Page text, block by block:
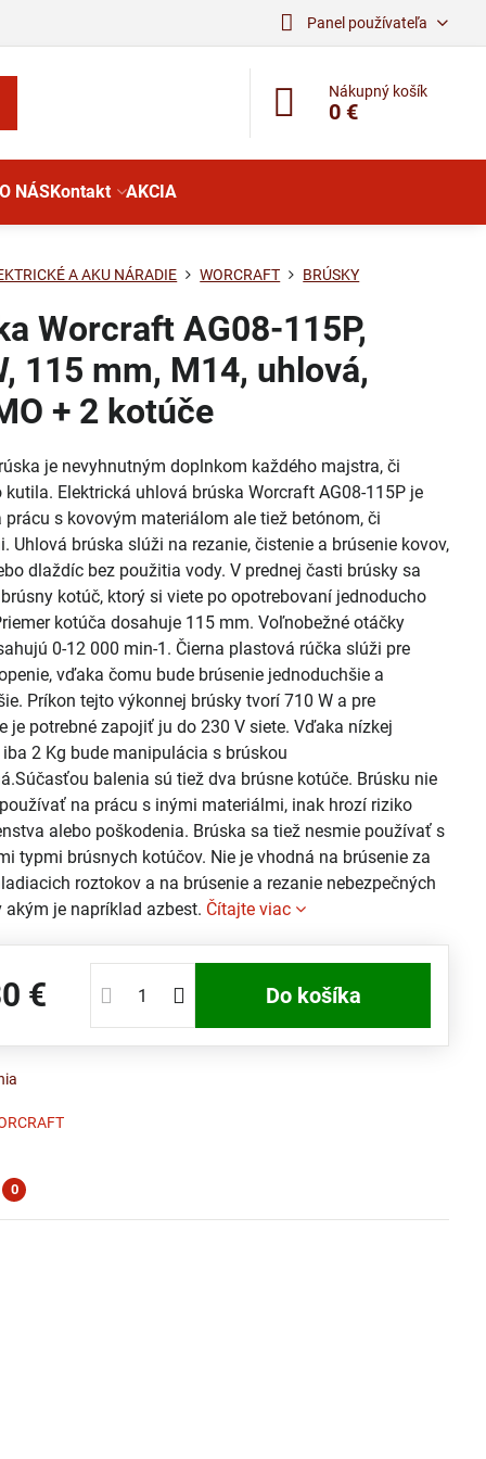
Panel používateľa
Nákupný košík
0 €
O NÁSKontakt AKCIA
A AKU NÁRADIE WORCRAFT BRÚSKY
Worcraft AG08-115P,
115 mm, M14, uhlová,
+ 2 kotúče
je nevyhnutným doplnkom každého majstra, či
kutila. Elektrická uhlová brúska Worcraft AG08-115P je
prácu s kovovým materiálom ale tiež betónom, či
Uhlová brúska slúži na rezanie, čistenie a brúsenie kovov,
dlaždíc bez použitia vody. V prednej časti brúsky sa
kotúč, ktorý si viete po opotrebovaní jednoducho
kotúča dosahuje 115 mm. Voľnobežné otáčky
0-12 000 min-1. Čierna plastová rúčka slúži pre
vďaka čomu bude brúsenie jednoduchšie a
Príkon tejto výkonnej brúsky tvorí 710 W a pre
je potrebné zapojiť ju do 230 V siete. Vďaka nízkej
2 Kg bude manipulácia s brúskou
balenia sú tiež dva brúsne kotúče. Brúsku nie
na prácu s inými materiálmi, inak hrozí riziko
alebo poškodenia. Brúska sa tiež nesmie používať s
typmi brúsnych kotúčov. Nie je vhodná na brúsenie za
roztokov a na brúsenie a rezanie nebezpečných
akým je napríklad azbest. Čítajte viac
€ Do košíka
0